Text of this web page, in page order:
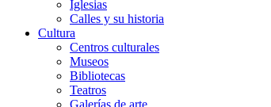
Iglesias
Calles y su historia
Cultura
Centros culturales
Museos
Bibliotecas
Teatros